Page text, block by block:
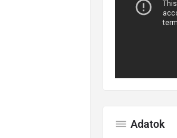
Adatok